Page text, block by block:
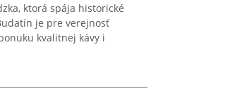
ktorá spája historické
je pre verejnosť
kvalitnej kávy i